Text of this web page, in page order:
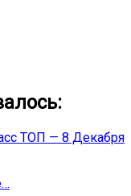
ТОП — 8 Декабря